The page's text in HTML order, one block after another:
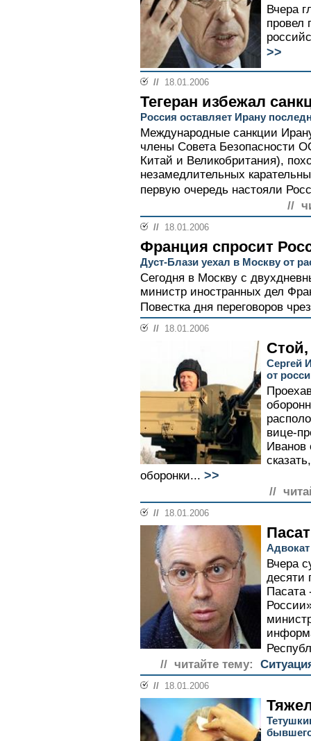
Вчера
провел
>>
// 18.01.2006
Тегеран избежал
Россия оставляет Ирану
Международные санкции
члены Совета
Китай и Великобритания),
незамедлительных
первую очередь настояли
//
// 18.01.2006
Франция спросит
Дуст-Блази уехал в Москву от
Сегодня в Москву с
министр иностранных дел
Повестка дня переговоров
// 18.01.2006
Стой,
Сергей
от
вице-
Иванов
оборонки... >>
//
// 18.01.2006
Вчера
десяти
Пасата
// читайте тему:
// 18.01.2006